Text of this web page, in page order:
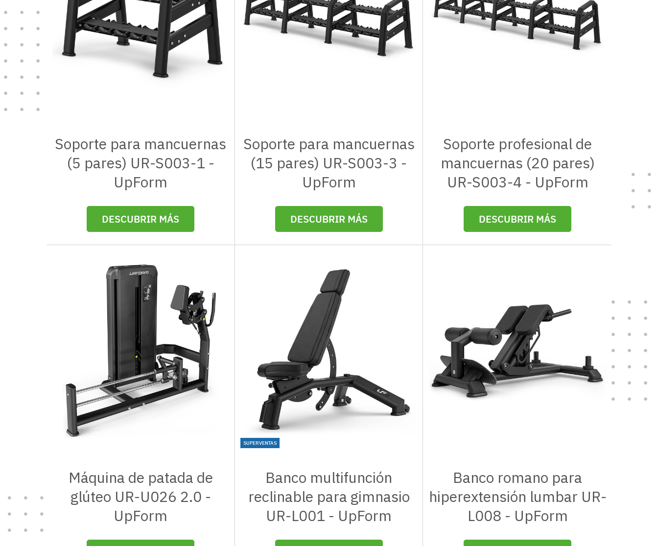
Soporte para mancuernas
(5 pares) UR-S003-1 -
UpForm
DESCUBRIR MÁS
Soporte para mancuernas
(15 pares) UR-S003-3 -
UpForm
DESCUBRIR MÁS
Soporte profesional de
mancuernas (20 pares)
UR-S003-4 - UpForm
DESCUBRIR MÁS
Máquina de patada de
glúteo UR-U026 2.0 -
UpForm
SUPERVENTAS
Banco multifunción
reclinable para gimnasio
UR-L001 - UpForm
Banco romano para
hiperextensión lumbar UR-
L008 - UpForm